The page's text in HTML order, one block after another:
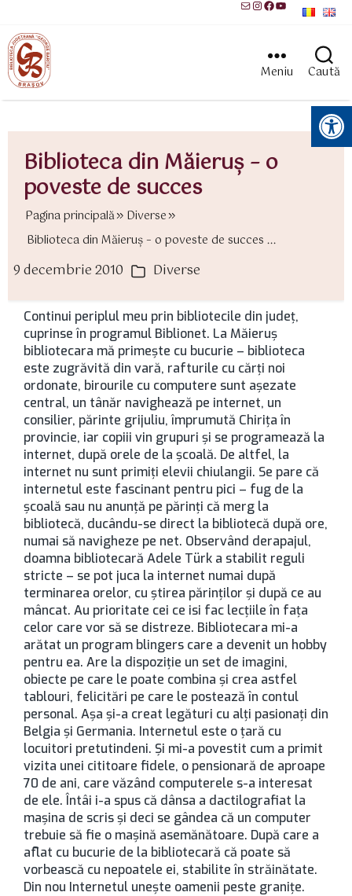
MailInstagram
Facebook
YouTube
Meniu Caută
Instrumente pentru accesibilitate
Biblioteca din Măieruş – o
poveste de succes
Pagina principală
Diverse
Biblioteca din Măieruş – o poveste de succes ...
9 decembrie 2010 Categorii
Diverse
Continui periplul meu prin bibliotecile din judeţ,
cuprinse în programul Biblionet. La Măieruş
bibliotecara mă primeşte cu bucurie – biblioteca
este zugrăvită din vară, rafturile cu cărţi noi
ordonate, birourile cu computere sunt aşezate
central, un tânăr navighează pe internet, un
consilier, părinte grijuliu, împrumută Chiriţa în
provincie, iar copiii vin grupuri şi se programează la
internet, după orele de la şcoală. De altfel, la
internet nu sunt primiţi elevii chiulangii. Se pare că
internetul este fascinant pentru pici – fug de la
şcoală sau nu anunţă pe părinţi că merg la
bibliotecă, ducându-se direct la bibliotecă după ore,
numai să navigheze pe net. Observând derapajul,
doamna bibliotecară Adele Türk a stabilit reguli
stricte – se pot juca la internet numai după
terminarea orelor, cu ştirea părinţilor şi după ce au
mâncat. Au prioritate cei ce isi fac lecţiile în faţa
celor care vor să se distreze. Bibliotecara mi-a
arătat un program blingers care a devenit un hobby
pentru ea. Are la dispoziţie un set de imagini,
obiecte pe care le poate combina şi crea astfel
tablouri, felicitări pe care le postează în contul
personal. Aşa şi-a creat legături cu alţi pasionaţi din
Belgia şi Germania. Internetul este o ţară cu
locuitori pretutindeni. Şi mi-a povestit cum a primit
vizita unei cititoare fidele, o pensionară de aproape
70 de ani, care văzând computerele s-a interesat
de ele. Întâi i-a spus că dânsa a dactilografiat la
maşina de scris şi deci se gândea că un computer
trebuie să fie o maşină asemănătoare. După care a
aflat cu bucurie de la bibliotecară că poate să
vorbească cu nepoatele ei, stabilite în străinătate.
Din nou Internetul uneşte oamenii peste graniţe.